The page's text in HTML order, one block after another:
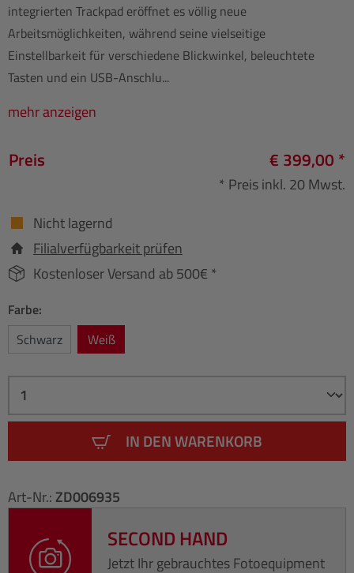
integrierten Trackpad eröffnet es völlig neue
Arbeitsmöglichkeiten, während seine vielseitige
Einstellbarkeit für verschiedene Blickwinkel, beleuchtete
Tasten und ein USB-Anschlu...
mehr anzeigen
Preis € 399,00 *
* Preis inkl. 20 Mwst.
Nicht lagernd
Filialverfügbarkeit prüfen
Kostenloser Versand ab 500€ *
Farbe:
Schwarz
Weiß
IN DEN WARENKORB
Art-Nr.: ZD006935
SECOND HAND
Jetzt Ihr gebrauchtes Fotoequipment